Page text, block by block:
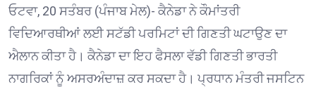
ਓਟਵਾ, 20 ਸਤੰਬਰ (ਪੰਜਾਬ ਮੇਲ)- ਕੈਨੇਡਾ ਨੇ ਕੌਮਾਂਤਰੀ
ਵਿਦਿਆਰਥੀਆਂ ਲਈ ਸਟੱਡੀ ਪਰਮਿਟਾਂ ਦੀ ਗਿਣਤੀ ਘਟਾਉਣ ਦਾ
ਐਲਾਨ ਕੀਤਾ ਹੈ। ਕੈਨੇਡਾ ਦਾ ਇਹ ਫੈਸਲਾ ਵੱਡੀ ਗਿਣਤੀ ਭਾਰਤੀ
ਨਾਗਰਿਕਾਂ ਨੂੰ ਅਸਰਅੰਦਾਜ਼ ਕਰ ਸਕਦਾ ਹੈ। ਪ੍ਰਧਾਨ ਮੰਤਰੀ ਜਸਟਿਨ